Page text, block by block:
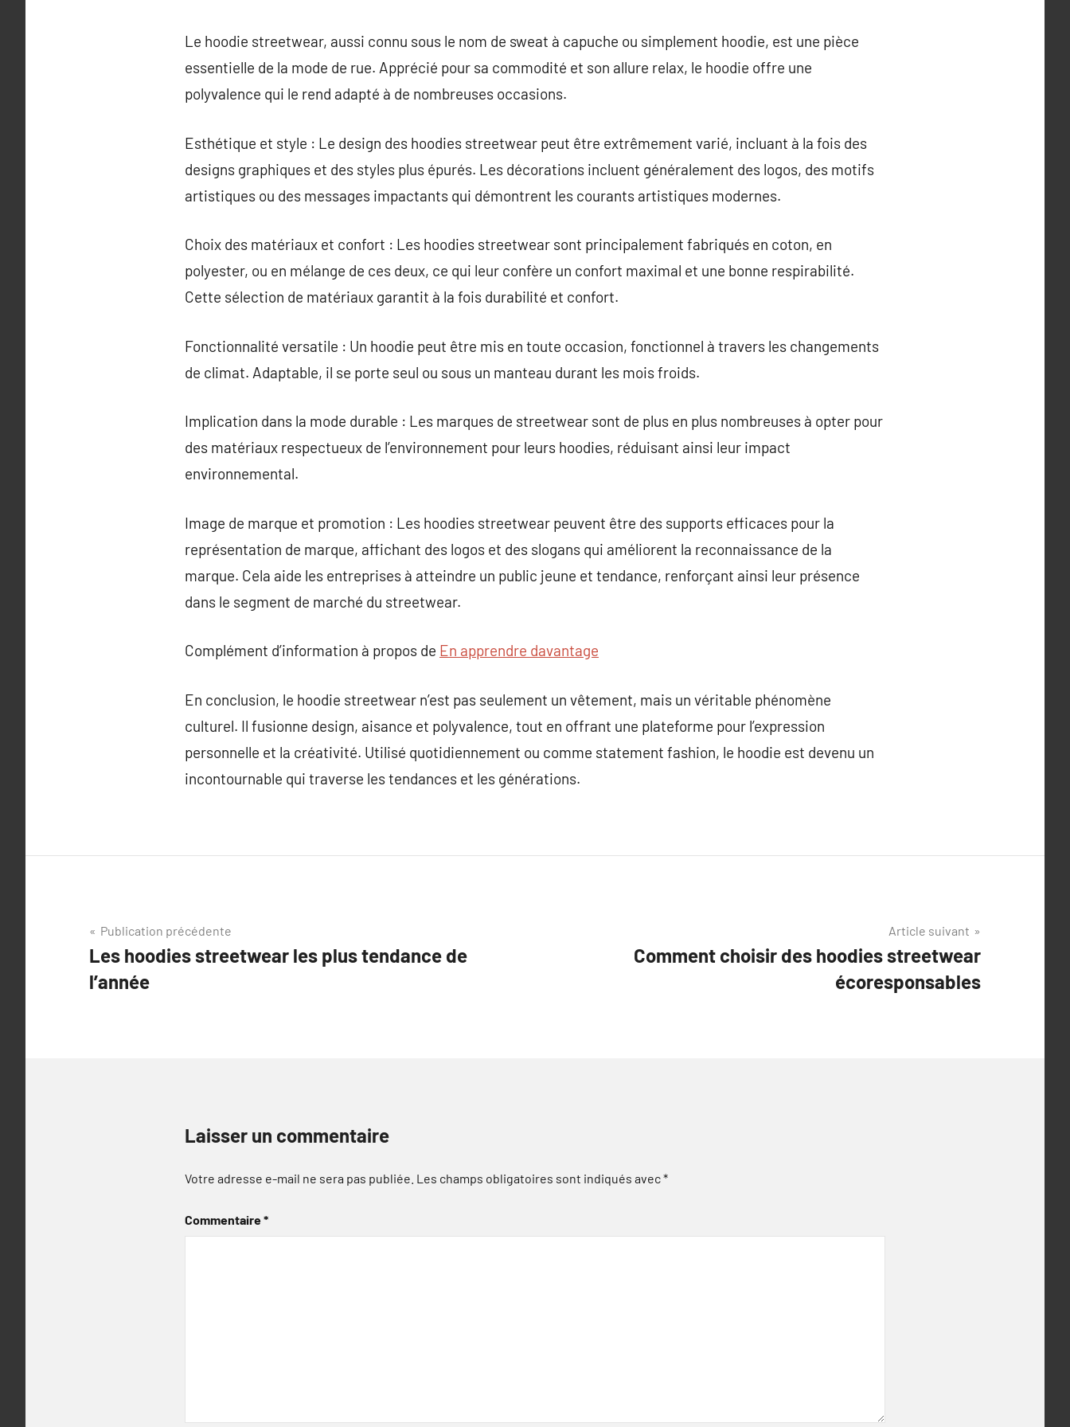
Le hoodie streetwear, aussi connu sous le nom de sweat à capuche ou simplement hoodie, est une pièce
essentielle de la mode de rue. Apprécié pour sa commodité et son allure relax, le hoodie offre une
polyvalence qui le rend adapté à de nombreuses occasions.
Esthétique et style : Le design des hoodies streetwear peut être extrêmement varié, incluant à la fois des
designs graphiques et des styles plus épurés. Les décorations incluent généralement des logos, des motifs
artistiques ou des messages impactants qui démontrent les courants artistiques modernes.
Choix des matériaux et confort : Les hoodies streetwear sont principalement fabriqués en coton, en
polyester, ou en mélange de ces deux, ce qui leur confère un confort maximal et une bonne respirabilité.
Cette sélection de matériaux garantit à la fois durabilité et confort.
Fonctionnalité versatile : Un hoodie peut être mis en toute occasion, fonctionnel à travers les changements
de climat. Adaptable, il se porte seul ou sous un manteau durant les mois froids.
Implication dans la mode durable : Les marques de streetwear sont de plus en plus nombreuses à opter pour
des matériaux respectueux de l’environnement pour leurs hoodies, réduisant ainsi leur impact
environnemental.
Image de marque et promotion : Les hoodies streetwear peuvent être des supports efficaces pour la
représentation de marque, affichant des logos et des slogans qui améliorent la reconnaissance de la
marque. Cela aide les entreprises à atteindre un public jeune et tendance, renforçant ainsi leur présence
dans le segment de marché du streetwear.
Complément d’information à propos de En apprendre davantage
En conclusion, le hoodie streetwear n’est pas seulement un vêtement, mais un véritable phénomène
culturel. Il fusionne design, aisance et polyvalence, tout en offrant une plateforme pour l’expression
personnelle et la créativité. Utilisé quotidiennement ou comme statement fashion, le hoodie est devenu un
incontournable qui traverse les tendances et les générations.
Navigation
de
l’article
Publication précédente
Les hoodies streetwear les plus tendance de
l’année
Article suivant
Comment choisir des hoodies streetwear
écoresponsables
Laisser un commentaire
Votre adresse e-mail ne sera pas publiée. Les champs obligatoires sont indiqués avec*
Commentaire*